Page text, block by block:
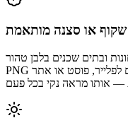
שקוף או סצנה מותאמת
ובתים שכנים בלבן טהור,
PNG שקוף או סצנה בהירה מותאמת. מתאים לפלייר, פוסט או אתר